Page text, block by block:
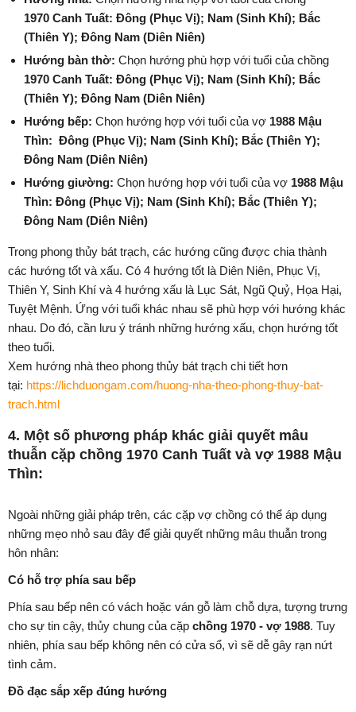
1970 Canh Tuất: Đông (Phục Vị); Nam (Sinh Khí); Bắc
(Thiên Y); Đông Nam (Diên Niên)
Hướng bàn thờ: Chọn hướng phù hợp với tuổi của chồng
1970 Canh Tuất: Đông (Phục Vị); Nam (Sinh Khí); Bắc
(Thiên Y); Đông Nam (Diên Niên)
Hướng bếp: Chọn hướng hợp với tuổi của vợ 1988 Mậu
Thìn: Đông (Phục Vị); Nam (Sinh Khí); Bắc (Thiên Y);
Đông Nam (Diên Niên)
Hướng giường: Chọn hướng hợp với tuổi của vợ 1988 Mậu
Thìn: Đông (Phục Vị); Nam (Sinh Khí); Bắc (Thiên Y);
Đông Nam (Diên Niên)
Trong phong thủy bát trạch, các hướng cũng được chia thành
các hướng tốt và xấu. Có 4 hướng tốt là Diên Niên, Phục Vị,
Thiên Y, Sinh Khí và 4 hướng xấu là Lục Sát, Ngũ Quỷ, Họa Hại,
Tuyệt Mệnh. Ứng với tuổi khác nhau sẽ phù hợp với hướng khác
nhau. Do đó, cần lưu ý tránh những hướng xấu, chọn hướng tốt
theo tuổi.
Xem hướng nhà theo phong thủy bát trạch chi tiết hơn
tại: https://lichduongam.com/huong-nha-theo-phong-thuy-bat-
trach.html
4. Một số phương pháp khác giải quyết mâu
thuẫn cặp chồng 1970 Canh Tuất và vợ 1988 Mậu
Thìn:
Ngoài những giải pháp trên, các cặp vợ chồng có thể áp dụng
những mẹo nhỏ sau đây để giải quyết những mâu thuẫn trong
hôn nhân:
Có hỗ trợ phía sau bếp
Phía sau bếp nên có vách hoặc ván gỗ làm chỗ dựa, tượng trưng
cho sự tin cậy, thủy chung của cặp chồng 1970 - vợ 1988. Tuy
nhiên, phía sau bếp không nên có cửa sổ, vì sẽ dễ gây rạn nứt
tình cảm.
Đồ đạc sắp xếp đúng hướng